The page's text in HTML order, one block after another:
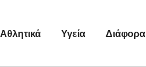
Αθλητικά Υγεία Διάφορα